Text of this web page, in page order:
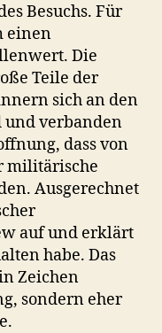
Besuchs. Für
einen
Die
Teile der
sich an den
und verbanden
dass von
militärische
Ausgerechnet
auf und erklärt
habe. Das
Zeichen
sondern eher